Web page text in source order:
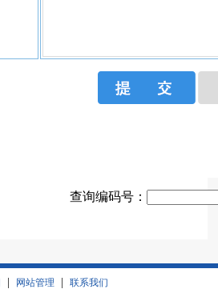
查询编码号：
网站管理 联系我们